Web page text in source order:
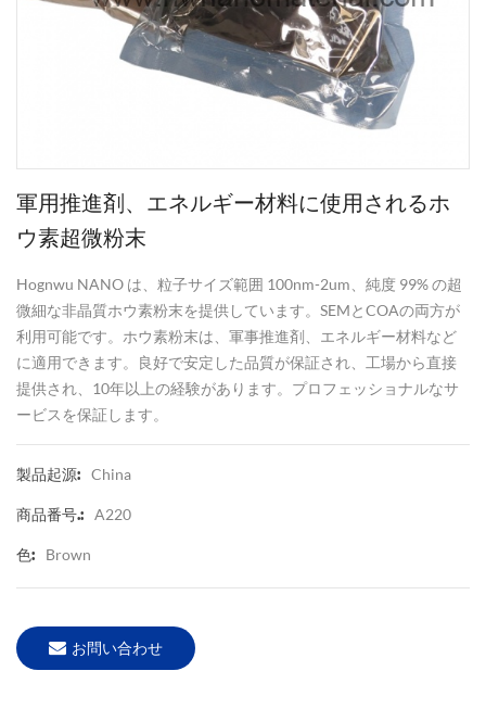
軍用推進剤、エネルギー材料に使用されるホ
ウ素超微粉末
Hognwu NANO は、粒子サイズ範囲 100nm-2um、純度 99% の超
微細な非晶質ホウ素粉末を提供しています。SEMとCOAの両方が
利用可能です。ホウ素粉末は、軍事推進剤、エネルギー材料など
に適用できます。良好で安定した品質が保証され、工場から直接
提供され、10年以上の経験があります。プロフェッショナルなサ
ービスを保証します。
製品起源: China
商品番号.: A220
色: Brown
お問い合わせ